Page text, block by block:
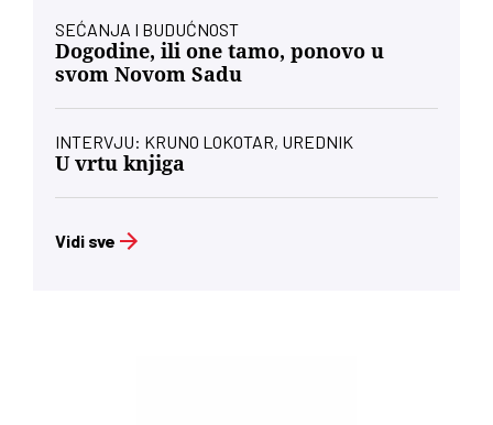
SEĆANJA I BUDUĆNOST
Dogodine, ili one tamo, ponovo u
svom Novom Sadu
INTERVJU: KRUNO LOKOTAR, UREDNIK
U vrtu knjiga
Vidi sve